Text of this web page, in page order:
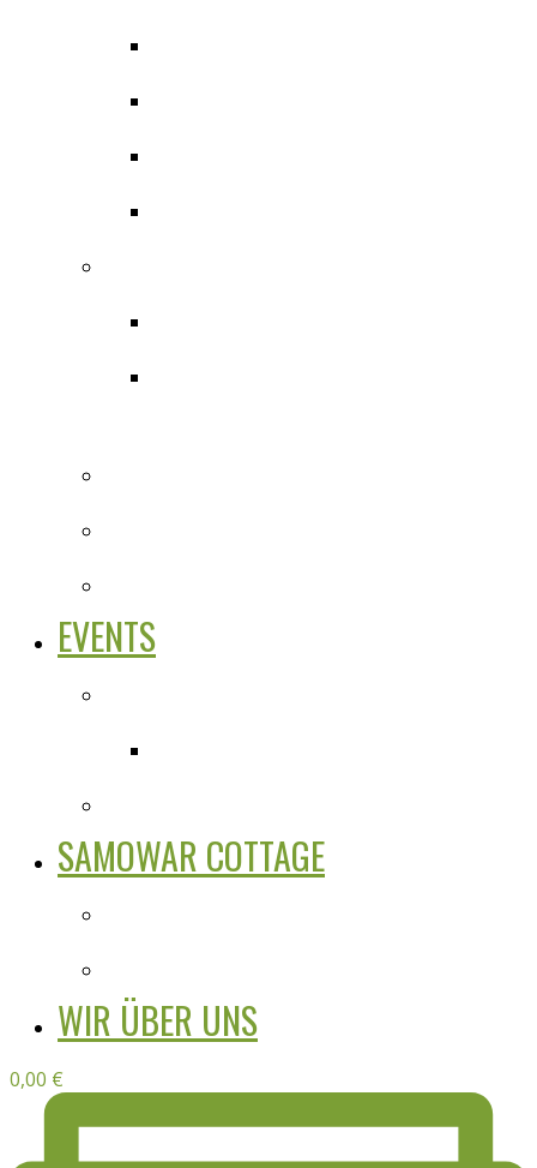
EVENTS
SAMOWAR COTTAGE
WIR ÜBER UNS
0,00 €